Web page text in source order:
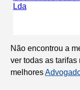
Não encontrou a
ver todas as tarifas
melhores